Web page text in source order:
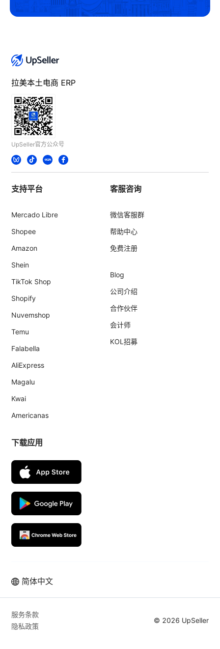
拉美本土电商业绩高速增长，从使用
拉美本土电商 ERP
UpSeller官方公众号
支持平台
Mercado Libre
Shopee
Amazon
Shein
TikTok Shop
Shopify
Nuvemshop
Temu
Falabella
AliExpress
Magalu
Kwai
Americanas
客服咨询
微信客服群
帮助中心
免费注册
Blog
公司介绍
合作伙伴
会计师
KOL招募
下载应用
简体中文
服务条款
隐私政策
© 2026 UpSeller